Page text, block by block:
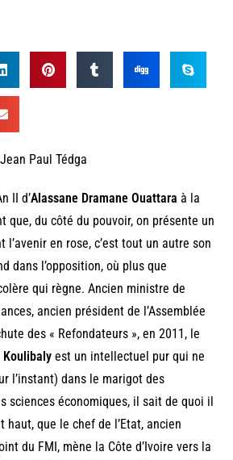
Paul Tédga
II d’Alassane Dramane Ouattara à la
que, du côté du pouvoir, on présente un
en rose, c’est tout un autre son
dans l’opposition, où plus que
qui règne. Ancien ministre de
ancien président de l’Assemblée
des « Refondateurs », en 2011, le
Koulibalyest un intellectuel pur qui ne
l’instant) dans le marigot des
sciences économiques, il sait de quoi il
que le chef de l’Etat, ancien
du FMI, mène la Côte d’Ivoire vers la